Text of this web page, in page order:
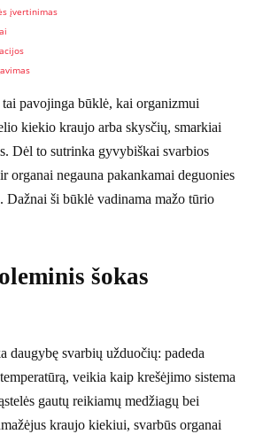
įvertinimas
pavojinga būklė, kai organizmui
kiekio kraujo arba skysčių, smarkiai
Dėl to sutrinka gyvybiškai svarbios
organai negauna pakankamai deguonies
Dažnai ši būklė vadinama mažo tūrio
šokas
daugybę svarbių užduočių: padeda
veikia kaip krešėjimo sistema
gautų reikiamų medžiagų bei
kraujo kiekiui, svarbūs organai